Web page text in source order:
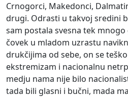
Crnogorci, Makedonci,
drugi. Odrasti u takvoj sredini
sam postala svesna tek
čovek u mladom uzrastu
drukčijima od sebe, on se
ekstremizam i nacionalnu
medju nama nije bilo
tada bili glasni i bučni, mada